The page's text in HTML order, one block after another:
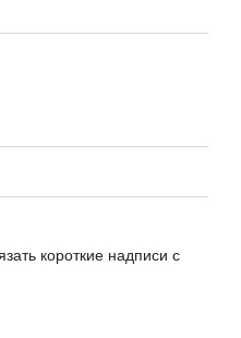
короткие надписи с